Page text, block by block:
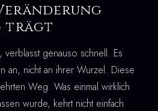
trägt
genauso schnell. Es
an, nicht an ihrer Wurzel. Diese
Weg. Was einmal wirklich
wurde, kehrt nicht einfach